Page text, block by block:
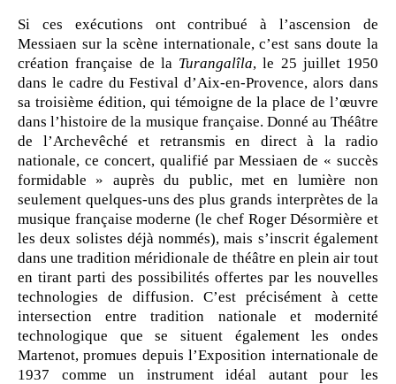
Si ces exécutions ont contribué à l’ascension de
Messiaen sur la scène internationale, c’est sans doute la
création française de la Turangalîla, le 25 juillet 1950
dans le cadre du Festival d’Aix-en-Provence, alors dans
sa troisième édition, qui témoigne de la place de l’œuvre
dans l’histoire de la musique française. Donné au Théâtre
de l’Archevêché et retransmis en direct à la radio
nationale, ce concert, qualifié par Messiaen de « succès
formidable » auprès du public, met en lumière non
seulement quelques-uns des plus grands interprètes de la
musique française moderne (le chef Roger Désormière et
les deux solistes déjà nommés), mais s’inscrit également
dans une tradition méridionale de théâtre en plein air tout
en tirant parti des possibilités offertes par les nouvelles
technologies de diffusion. C’est précisément à cette
intersection entre tradition nationale et modernité
technologique que se situent également les ondes
Martenot, promues depuis l’Exposition internationale de
1937 comme un instrument idéal autant pour les